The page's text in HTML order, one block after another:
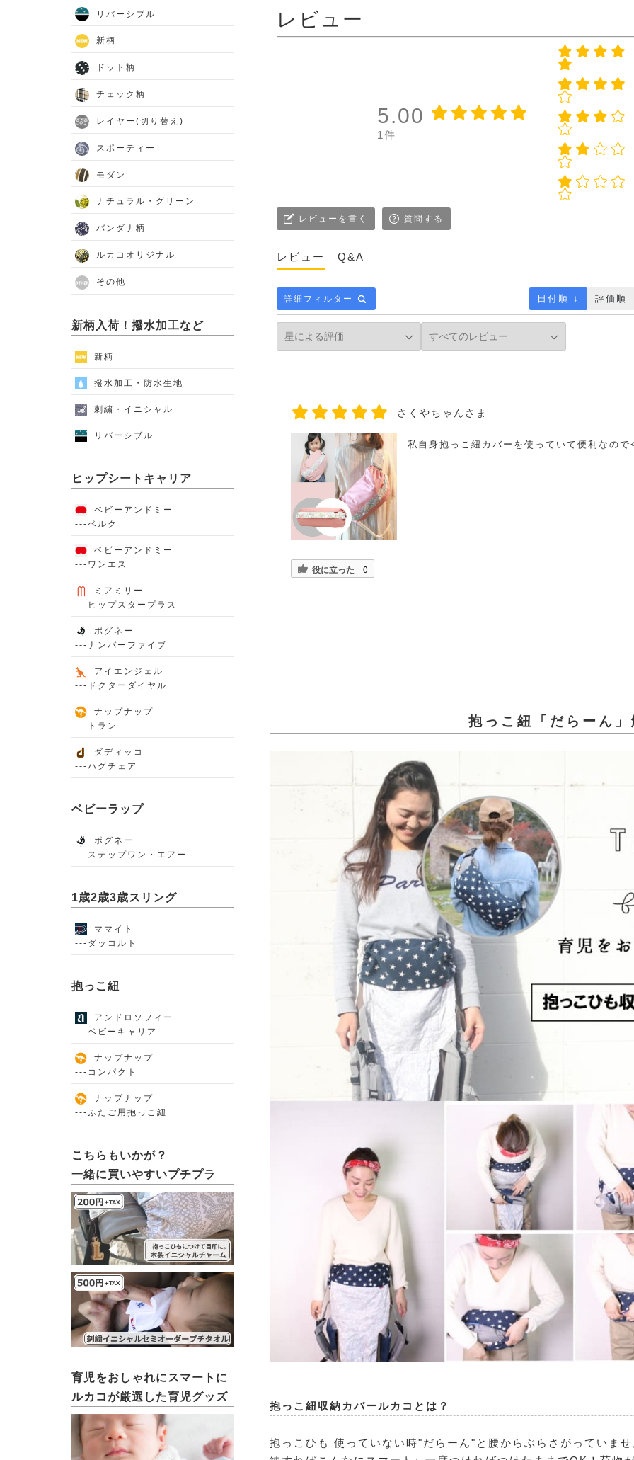
レビュー
5.00
1件
レビューを書く 質問する
レビュー Q&A
詳細フィルター 日付順 ↓ 評価順
さくやちゃんさま
私自身抱っこ紐カバーを使っていて便利なの
役に立った 0
抱っこ紐「だらーん
抱っこ紐収納カバールカコとは？
抱っこひも 使っていない時"だらーん"と腰からぶらさがっていま
リバーシブル
新柄
ドット柄
チェック柄
レイヤー(切り替え)
スポーティー
モダン
ナチュラル・グリーン
バンダナ柄
ルカコオリジナル
その他
新柄入荷！撥水加工など
新柄
撥水加工・防水生地
刺繍・イニシャル
リバーシブル
ヒップシートキャリア
ベビーアンドミー
---ベルク
ベビーアンドミー
---ワンエス
ミアミリー
---ヒップスタープラス
ポグネー
---ナンバーファイブ
アイエンジェル
---ドクターダイヤル
ナップナップ
---トラン
ダディッコ
---ハグチェア
ベビーラップ
ポグネー
---ステップワン・エアー
1歳2歳3歳スリング
ママイト
---ダッコルト
抱っこ紐
アンドロソフィー
---ベビーキャリア
ナップナップ
---コンパクト
ナップナップ
---ふたご用抱っこ紐
こちらもいかが？
一緒に買いやすいプチプラ
育児をおしゃれにスマートに
ルカコが厳選した育児グッズ